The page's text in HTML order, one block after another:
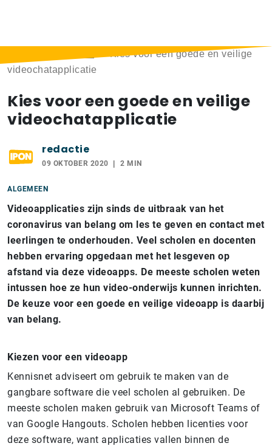
Kies voor een goede en veilige
videochatapplicatie
Kies voor een goede en veilige
videochatapplicatie
redactie
09 OKTOBER 2020 2 MIN
ALGEMEEN
Videoapplicaties zijn sinds de uitbraak van het
coronavirus van belang om les te geven en contact met
leerlingen te onderhouden. Veel scholen en docenten
hebben ervaring opgedaan met het lesgeven op
afstand via deze videoapps. De meeste scholen weten
intussen hoe ze hun video-onderwijs kunnen inrichten.
De keuze voor een goede en veilige videoapp is daarbij
van belang.
Kiezen voor een videoapp
Kennisnet adviseert om gebruik te maken van de
gangbare software die veel scholen al gebruiken. De
meeste scholen maken gebruik van Microsoft Teams of
van Google Hangouts. Scholen hebben licenties voor
deze software, want applicaties vallen binnen de